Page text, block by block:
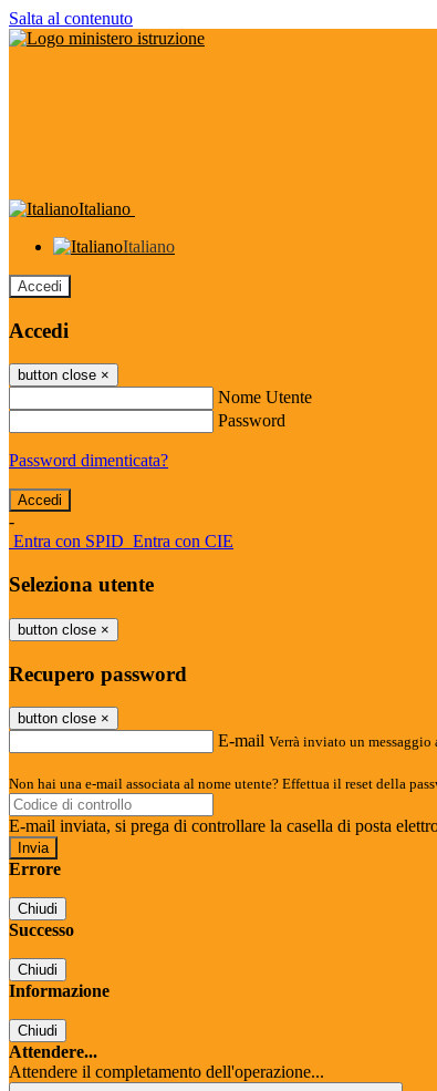
Salta al contenuto
Italiano
Italiano
Accedi
Accedi
button close ×
Nome Utente
Password
Password dimenticata?
-
Entra con SPID Entra con CIE
Seleziona utente
button close ×
Recupero password
button close ×
E-mail Verrà inviato un
Non hai una e-mail associata al nome utente? Effettua il reset della
E-mail inviata, si prega di controllare la casella di posta
Errore
Chiudi
Successo
Chiudi
Informazione
Chiudi
Attendere...
Attendere il completamento dell'operazione...